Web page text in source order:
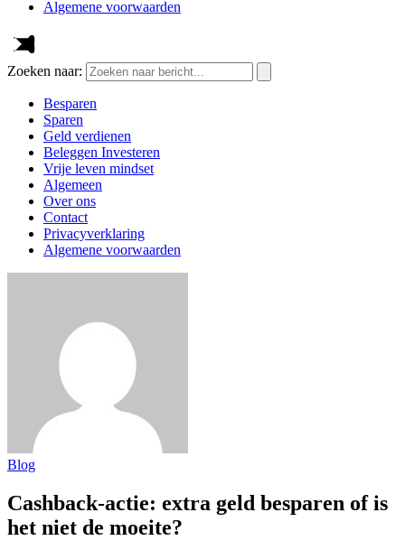
Algemene voorwaarden
Zoeken naar:
Besparen
Sparen
Geld verdienen
Beleggen Investeren
Vrije leven mindset
Algemeen
Over ons
Contact
Privacyverklaring
Algemene voorwaarden
Blog
Cashback-actie: extra geld besparen of is
het niet de moeite?